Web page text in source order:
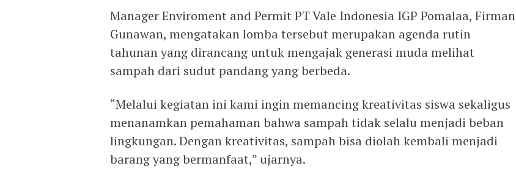
Manager Enviroment and Permit PT Vale Indonesia IGP Pomalaa, Firman
Gunawan, mengatakan lomba tersebut merupakan agenda rutin
tahunan yang dirancang untuk mengajak generasi muda melihat
sampah dari sudut pandang yang berbeda.
“Melalui kegiatan ini kami ingin memancing kreativitas siswa sekaligus
menanamkan pemahaman bahwa sampah tidak selalu menjadi beban
lingkungan. Dengan kreativitas, sampah bisa diolah kembali menjadi
barang yang bermanfaat,” ujarnya.